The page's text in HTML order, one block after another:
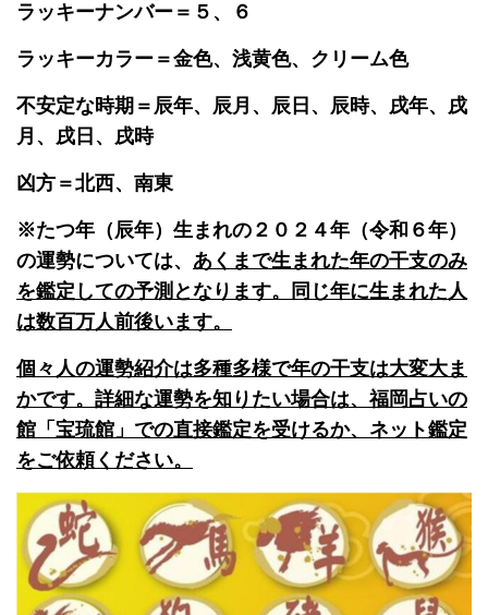
ラッキーナンバー＝５、６
ラッキーカラー＝金色、浅黄色、クリーム色
不安定な時期＝辰年、辰月、辰日、辰時、戌年、戌
月、戌日、戌時
凶方＝北西、南東
※たつ年（辰年）生まれの２０２４年（令和６年）
の運勢については、 あくまで生まれた年の干支のみ
を鑑定しての予測となります。同じ年に生まれた人
は数百万人前後います。
個々人の運勢紹介は多種多様で年の干支は大変大ま
かです。詳細な運勢を知りたい場合は、福岡占いの
館「宝琉館」での直接鑑定を受けるか、ネット鑑定
をご依頼ください。